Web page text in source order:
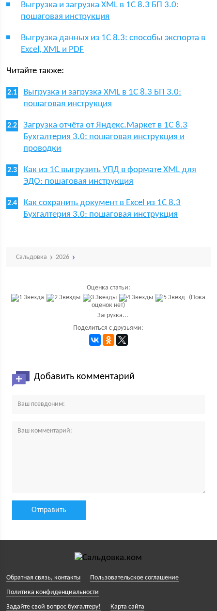
Выгрузка и загрузка XML в 1С 8.3 БП 3.0:
пошаговая инструкция
Выгрузка данных из 1С 8.3: способы экспорта в
Excel, XML и PDF
Читайте также:
Выгрузка и загрузка XML в 1С 8.3 БП 3.0:
пошаговая инструкция
Загрузка отчёта от Яндекс.Маркет в 1С 8.3
Бухгалтерия 3.0: пошаговая инструкция и
проводки
Как из 1С выгрузить УПД в формате XML для
ЭДО: пошаговая инструкция
Как сохранить документ в Excel из 1С 8.3
Бухгалтерия 3.0: пошаговая инструкция
Сальдовка 2026
Оценка статьи:
(Пока
оценок нет)
Загрузка...
Поделиться с друзьями:
Добавить комментарий
Обратная связь, контакты
Пользовательское соглашение
Политика конфиденциальности
Задайте свой вопрос бухгалтеру!
Карта сайта